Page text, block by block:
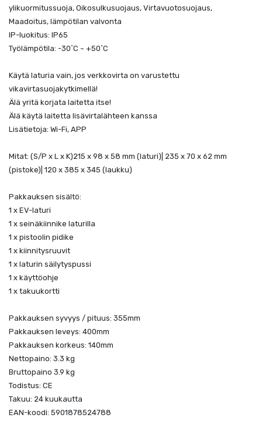
ylikuormitussuoja, Oikosulkusuojaus, Virtavuotosuojaus,
Maadoitus, lämpötilan valvonta
IP-luokitus: IP65
Työlämpötila: -30˚C ~ +50˚C
Käytä laturia vain, jos verkkovirta on varustettu
vikavirtasuojakytkimellä!
Älä yritä korjata laitetta itse!
Älä käytä laitetta lisävirtalähteen kanssa
Lisätietoja: Wi-Fi, APP
Mitat: (S/P x L x K)215 x 98 x 58 mm (laturi)| 235 x 70 x 62 mm
(pistoke)| 120 x 385 x 345 (laukku)
Pakkauksen sisältö:
1 x EV-laturi
1 x seinäkiinnike laturilla
1 x pistoolin pidike
1 x kiinnitysruuvit
1 x laturin säilytyspussi
1 x käyttöohje
1 x takuukortti
Pakkauksen syvyys / pituus: 355mm
Pakkauksen leveys: 400mm
Pakkauksen korkeus: 140mm
Nettopaino: 3.3 kg
Bruttopaino 3.9 kg
Todistus: CE
Takuu: 24 kuukautta
EAN-koodi: 5901878524788